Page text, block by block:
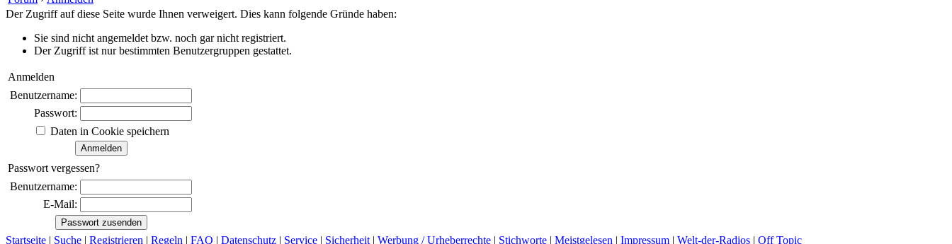
Der Zugriff auf diese Seite wurde Ihnen verweigert. Dies kann folgende Gründe haben:
Sie sind nicht angemeldet bzw. noch gar nicht registriert.
Der Zugriff ist nur bestimmten Benutzergruppen gestattet.
Anmelden
Benutzername:
Passwort:
Daten in Cookie speichern
Passwort vergessen?
Benutzername:
E-Mail:
Startseite | Suche | Registrieren | Regeln | FAQ | Datenschutz | Service | Sicherheit | Werbung / Urheberrechte | Stichworte | Meistgelesen | Impressum | Welt-der-Radios | Off Topic